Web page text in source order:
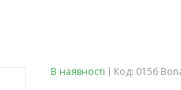
В наявності Код: 0156